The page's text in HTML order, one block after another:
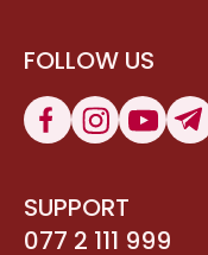
FOLLOW US
SUPPORT
077 2 111 999